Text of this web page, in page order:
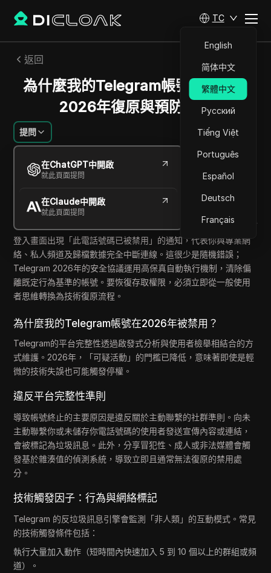
TC
English
简体中文
繁體中文
Русский
Tiếng Việt
Português
Español
Deutsch
Français
返回
為什麼我的Telegram帳號被停權？
2026年復原與預防指南
提問
在ChatGPT中開啟
就此頁面提問
在Claude中開啟
就此頁面提問
Alexey Sidorov
2026年5月 6 分鐘 閱讀
Copy Link
登入畫面出現「此電話號碼已被禁用」的通知，代表你與專業網
絡、私人頻道及歸檔數據完全中斷連線。這很少是隨機錯誤；
Telegram 2026年的安全協議運用高保真自動執行機制，清除偏
離既定行為基準的帳號。要恢復存取權限，必須立即從一般使用
者思維轉換為技術復原流程。
為什麼我的Telegram帳號在2026年被禁用？
Telegram的平台完整性透過啟發式分析與使用者檢舉相結合的方
式維護。2026年，「可疑活動」的門檻已降低，意味著即使是輕
微的技術失誤也可能觸發停權。
違反平台完整性準則
導致帳號終止的主要原因是違反關於主動聯繫的社群準則。向未
主動聯繫你或未儲存你電話號碼的使用者發送宣傳內容或連結，
會被標記為垃圾訊息。此外，分享冒犯性、成人或非法媒體會觸
發基於雜湊值的偵測系統，導致立即且通常無法復原的禁用處
分。
技術觸發因子：行為與網絡標記
Telegram 的反垃圾訊息引擎會監測「非人類」的互動模式。常見
的技術觸發條件包括：
執行大量加入動作（短時間內快速加入 5 到 10 個以上的群組或頻
道）。